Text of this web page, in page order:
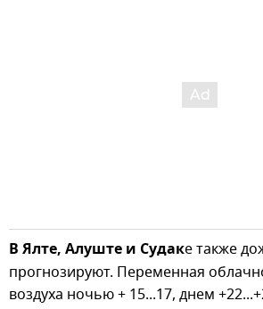
В Ялте, Алуште и Судаке также
прогнозируют. Переменная
воздуха ночью + 15...17, днем